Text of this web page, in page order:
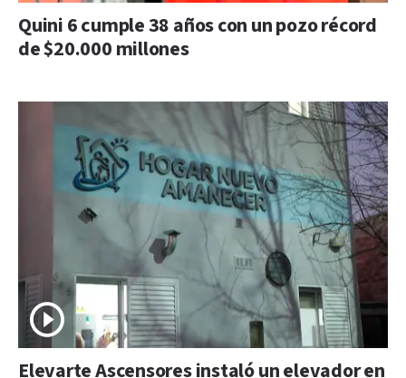
Quini 6 cumple 38 años con un pozo récord
de $20.000 millones
Elevarte Ascensores instaló un elevador en